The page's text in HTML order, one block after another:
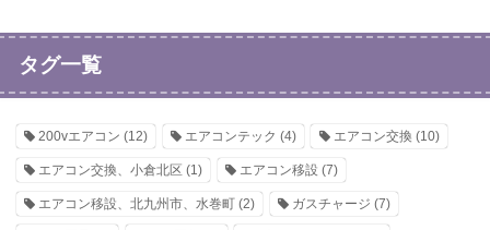
タグ一覧
200vエアコン (12) エアコンテック (4) エアコン交換 (10)
エアコン交換、小倉北区 (1) エアコン移設 (7)
エアコン移設、北九州市、水巻町 (2) ガスチャージ (7)